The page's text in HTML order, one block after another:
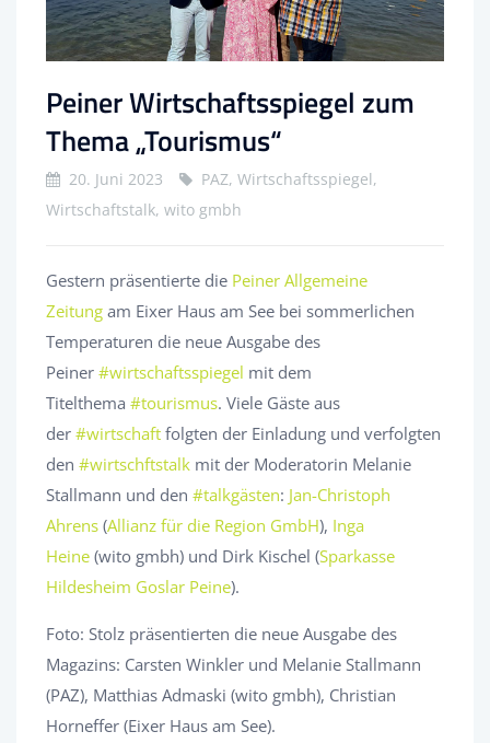
Peiner Wirtschaftsspiegel zum
Thema „Tourismus“
20. Juni 2023
PAZ, Wirtschaftsspiegel,
Wirtschaftstalk, wito gmbh
Gestern präsentierte die Peiner Allgemeine
Zeitung am Eixer Haus am See bei sommerlichen
Temperaturen die neue Ausgabe des
Peiner #wirtschaftsspiegel mit dem
Titelthema #tourismus. Viele Gäste aus
der #wirtschaft folgten der Einladung und verfolgten
den #wirtschftstalk mit der Moderatorin Melanie
Stallmann und den #talkgästen: Jan-Christoph
Ahrens (Allianz für die Region GmbH), Inga
Heine (wito gmbh) und Dirk Kischel (Sparkasse
Hildesheim Goslar Peine).
Foto: Stolz präsentierten die neue Ausgabe des
Magazins: Carsten Winkler und Melanie Stallmann
(PAZ), Matthias Admaski (wito gmbh), Christian
Horneffer (Eixer Haus am See).